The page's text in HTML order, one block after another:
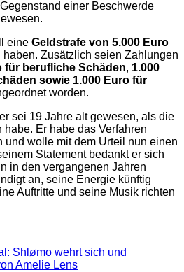
einer Beschwerde
eine Geldstrafe von 5.000 Euro
haben. Zusätzlich seien Zahlungen
für berufliche Schäden, 1.000
sowie 1.000 Euro für
worden.
sei 19 Jahre alt gewesen, als die
Er habe das Verfahren
wolle mit dem Urteil nun einen
Statement bedankt er sich
in den vergangenen Jahren
an, seine Energie künftig
Auftritte und seine Musik richten
Shlømo wehrt sich und
Amelie Lens